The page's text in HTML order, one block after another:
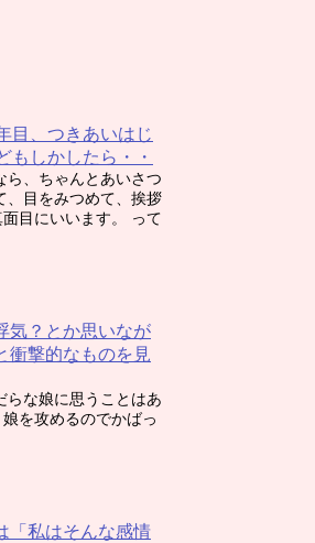
目、つきあいはじ
もしかしたら・・
ら、ちゃんとあいさつ
、目をみつめて、挨拶
目にいいます。 って
気？とか思いなが
衝撃的なものを見
らな娘に思うことはあ
を攻めるのでかばっ
「私はそんな感情